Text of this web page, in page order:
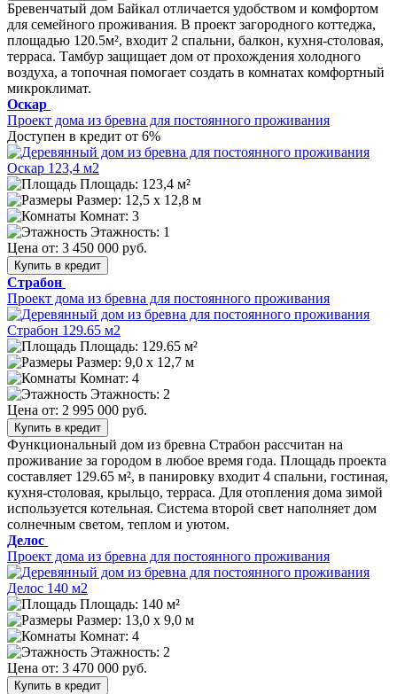
Бревенчатый дом Байкал отличается удобством и комфортом
для семейного проживания. В проект загородного коттеджа,
площадью 120.5м², входит 2 спальни, балкон, кухня-столовая,
терраса. Тамбур защищает дом от прохождения холодного
воздуха, а топочная помогает создать в комнатах комфортный
микроклимат.
Оскар
Проект дома из бревна для постоянного проживания
Доступен в кредит от 6%
Площадь: 123,4 м²
Размер: 12,5 x 12,8 м
Комнат: 3
Этажность: 1
Цена от: 3 450 000 руб.
Купить в кредит
Страбон
Проект дома из бревна для постоянного проживания
Площадь: 129.65 м²
Размер: 9,0 х 12,7 м
Комнат: 4
Этажность: 2
Цена от: 2 995 000 руб.
Купить в кредит
Функциональный дом из бревна Страбон рассчитан на
проживание за городом в любое время года. Площадь проекта
составляет 129.65 м², в панировку входит 4 спальни, гостиная,
кухня-столовая, крыльцо, терраса. Для отопления дома зимой
используется котельная. Система второй свет наполняет дом
солнечным светом, теплом и уютом.
Делос
Проект дома из бревна для постоянного проживания
Площадь: 140 м²
Размер: 13,0 х 9,0 м
Комнат: 4
Этажность: 2
Цена от: 3 470 000 руб.
Купить в кредит